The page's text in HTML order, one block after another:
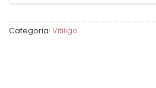
Categoria: Vitiligo